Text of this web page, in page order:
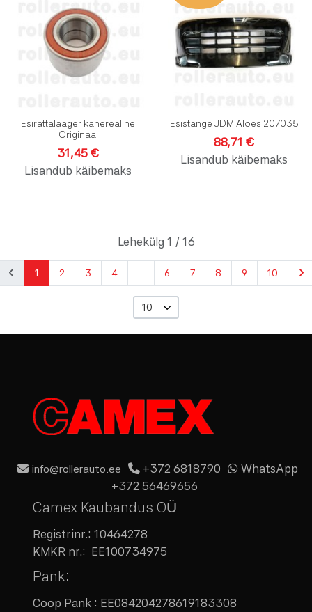
Lisa võrdlusesse
Kiirvaade
Esirattalaager kaherealine
Originaal
31,45 €
Lisandub käibemaks
Esistange JDM Aloes 207035
88,71 €
Lisandub käibemaks
Lehekülg 1 / 16
1 2 3 4 6 7 8 9 10
10
info@rollerauto.ee +372 6818790
WhatsApp
+372 56469656
Camex Kaubandus OÜ
Registrinr.: 10464278
KMKR nr.: EE100734975
Pank:
Coop Pank : EE084204278619183308